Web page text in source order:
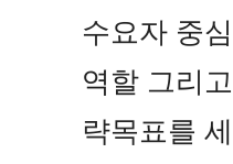
수요자 중
역할 그리
략목표를